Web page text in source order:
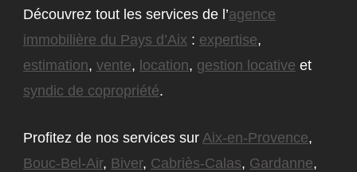
Découvrez tout les services de l’agence
immobilière du Pays d’Aix : expertise,
estimation, vente, location, gestion locative et
syndic de copropriété.
Profitez de nos services sur Aix-en-Provence,
Bouc-Bel-Air, Biver, Cabriès-Calas, Gardanne,